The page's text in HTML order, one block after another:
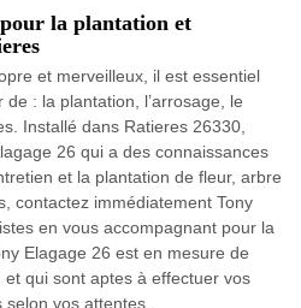
la plantation et
et merveilleux, il est essentiel
de : la plantation, l’arrosage, le
Installé dans Ratieres 26330,
26 qui a des connaissances
et la plantation de fleur, arbre
contactez immédiatement Tony
en vous accompagnant pour la
Elagage 26 est en mesure de
qui sont aptes à effectuer vos
vos attentes.